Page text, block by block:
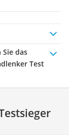
Sie das
Test